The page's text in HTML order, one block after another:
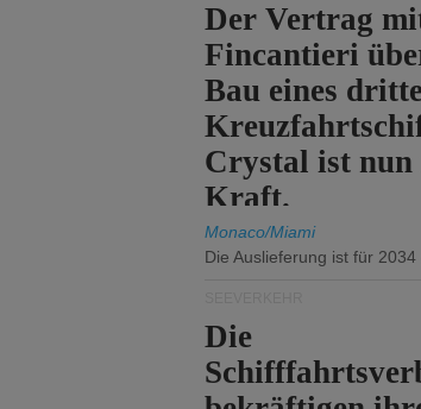
Der Vertrag
Fincantieri
Bau eines
Crystal ist nun
Kraft.
Monaco/Miami
Die Auslieferung ist für 2034
Die